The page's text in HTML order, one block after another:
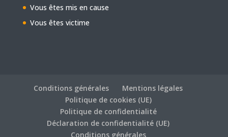
Vous êtes mis en cause
Vous êtes victime
Conditions générales
Mentions légales
Politique de cookies (UE)
Politique de confidentialité
Déclaration de confidentialité (UE)
Conditions générales